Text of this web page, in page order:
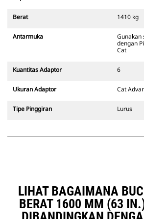
excavator
Attachment
dengan sistem
coupler yang
penguncian
terpasang
excavator
Berat 1410 kg
Antarmuka
Gunakan
dengan
Cat
Kuantitas Adaptor 6
Ukuran Adaptor Cat
Tipe Pinggiran Lurus
LIHAT BAGAIMANA
BERAT 1600 MM (63